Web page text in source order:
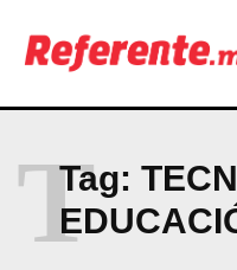
Company
PRIVACY
NEWSLETTER
Tag:
T